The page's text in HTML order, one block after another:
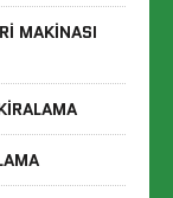
MAKINASI